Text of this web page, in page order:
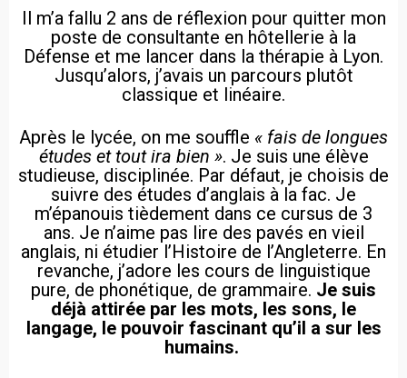
Il m’a fallu 2 ans de réflexion pour quitter mon
poste de consultante en hôtellerie à la
Défense et me lancer dans la thérapie à Lyon.
Jusqu’alors, j’avais un parcours plutôt
classique et linéaire.
Après le lycée, on me souffle « fais de longues
études et tout ira bien ». Je suis une élève
studieuse, disciplinée. Par défaut, je choisis de
suivre des études d’anglais à la fac. Je
m’épanouis tièdement dans ce cursus de 3
ans. Je n’aime pas lire des pavés en vieil
anglais, ni étudier l’Histoire de l’Angleterre. En
revanche, j’adore les cours de linguistique
pure, de phonétique, de grammaire. Je suis
déjà attirée par les mots, les sons, le
langage, le pouvoir fascinant qu’il a sur les
humains.